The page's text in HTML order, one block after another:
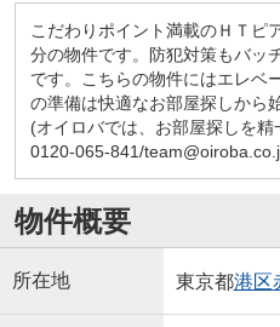
こだわりポイント満載のＨＴピ
分の物件です。防犯対策もバッ
です。こちらの物件にはエレベ
の準備は快適なお部屋探しから
(オイロバでは、お部屋探しを精
0120-065-841/
物件概要
所在地 東京都港区